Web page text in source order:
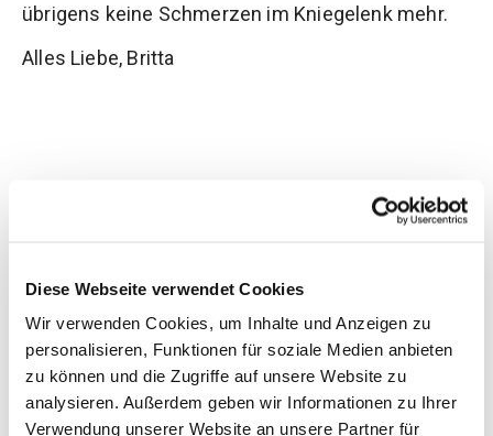
Diese Webseite verwendet Cookies
Wir verwenden Cookies, um Inhalte und Anzeigen zu
personalisieren, Funktionen für soziale Medien anbieten
zu können und die Zugriffe auf unsere Website zu
analysieren. Außerdem geben wir Informationen zu Ihrer
Verwendung unserer Website an unsere Partner für
übrigens keine Schmerzen im Kniegelenk mehr.
Alles Liebe, Britta
Kommentare